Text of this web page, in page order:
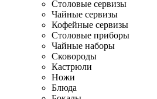
Столовые сервизы
Чайные сервизы
Кофейные сервизы
Столовые приборы
Чайные наборы
Сковороды
Кастрюли
Ножи
Блюда